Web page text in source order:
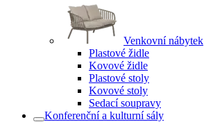
Venkovní nábytek
Plastové židle
Kovové židle
Plastové stoly
Kovové stoly
Sedací soupravy
Konferenční a kulturní sály